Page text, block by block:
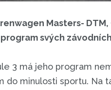
Masters-
svých
3 má jeho program
do minulosti sportu. Na